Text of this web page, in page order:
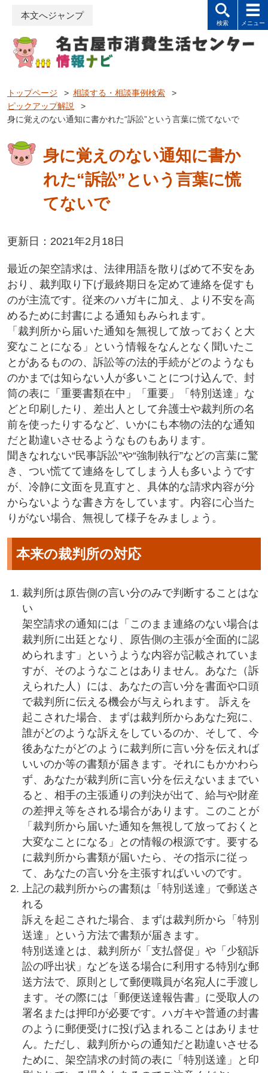
本文へジャンプ
トップページ > 相談する・相談事例検索
>
ピックアップ解説
>
身に覚えのない通知に書かれた“訴訟”という言葉に慌てないで
身に覚えのない通知に書か
れた“訴訟”という言葉に慌
てないで
更新日：2021年2月18日
最近の架空請求は、法律用語を散りばめて不安をあ
おり、裁判取り下げ最終期日を定めて連絡を促すも
のが主流です。従来のハガキに加え、より不安を高
めるために封書による通知もみられます。
「裁判所から届いた通知を無視して放っておくと大
変なことになる」という情報をなんとなく聞いたこ
とがあるものの、訴訟等の法的手続がどのようなも
のかまでは知らない人が多いことにつけ込んで、封
筒の表に「重要書類在中」「重要」「特別送達」な
どと印刷したり、差出人として弁護士や裁判所の名
前を使ったりするなど、いかにも本物の法的な通知
だと勘違いさせるようなものもあります。
聞きなれない“民事訴訟”や“強制執行”などの言葉に驚
き、つい慌てて連絡をしてしまう人も多いようです
が、冷静に文面を見直すと、具体的な請求内容が分
からないような書き方をしています。内容に心当た
りがない場合、無視して様子をみましょう。
本来の裁判所の対応
裁判所は原告側の言い分のみで判断することはな
い
架空請求の通知には「このまま連絡のない場合は
裁判所に出廷となり、原告側の主張が全面的に認
められます」というような内容が記載されていま
すが、そのようなことはありません。あなた（訴
えられた人）には、あなたの言い分を書面や口頭
で裁判所に伝える機会が与えられます。 訴えを
起こされた場合、まずは裁判所からあなた宛に、
誰がどのような訴えをしているのか、そして、今
後あなたがどのように裁判所に言い分を伝えれば
いいのか等の書類が届きます。それにもかかわら
ず、あなたが裁判所に言い分を伝えないままでい
ると、相手の主張通りの判決が出て、給与や財産
の差押え等をされる場合があります。このことが
「裁判所から届いた通知を無視して放っておくと
大変なことになる」との情報の根源です。要する
に裁判所から書類が届いたら、その指示に従っ
て、あなたの言い分を主張すればいいのです。
上記の裁判所からの書類は「特別送達」で郵送さ
れる
訴えを起こされた場合、まずは裁判所から「特別
送達」という方法で書類が届きます。
特別送達とは、裁判所が「支払督促」や「少額訴
訟の呼出状」などを送る場合に利用する特別な郵
送方法で、原則として郵便職員が名宛人に手渡し
ます。その際には「郵便送達報告書」に受取人の
署名または押印が必要です。ハガキや普通の封書
のように郵便受けに投げ込まれることはありませ
ん。ただし、裁判所からの通知だと勘違いさせる
ために、架空請求の封筒の表に「特別送達」と印